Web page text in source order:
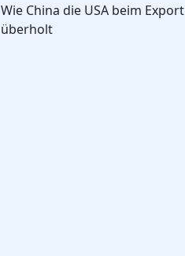
Wie China die USA beim Export
überholt